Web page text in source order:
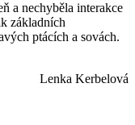
a nechyběla interakce
základních
ptácích a sovách.